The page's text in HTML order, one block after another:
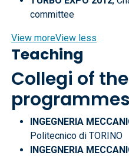
committee
View moreView less
Teaching
Collegi of
programmes
INGEGNERIA
Politecnico di TORINO
INGEGNERIA